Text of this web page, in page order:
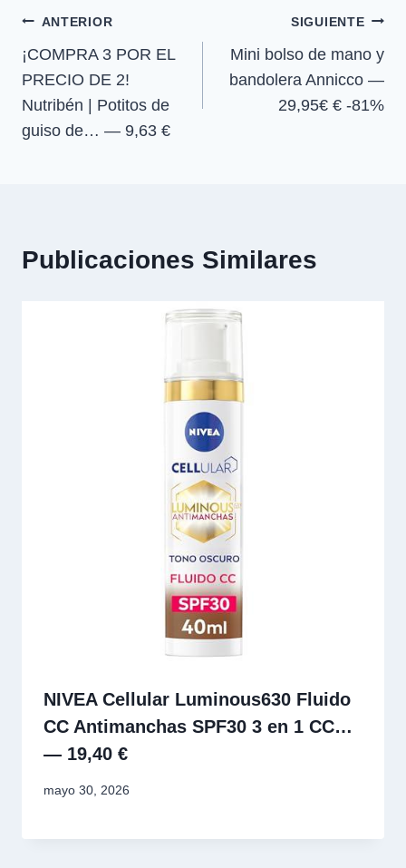
n
n
Navegación
de
entradas
ANTERIOR
¡COMPRA 3 POR EL
PRECIO DE 2!
Nutribén | Potitos de
guiso de… — 9,63 €
SIGUIENTE
Mini bolso de mano y
bandolera Annicco —
29,95€ € -81%
Publicaciones Similares
NIVEA Cellular Luminous630 Fluido
CC Antimanchas SPF30 3 en 1 CC…
— 19,40 €
mayo 30, 2026